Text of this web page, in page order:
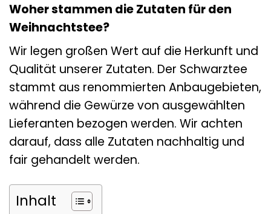
Woher stammen die Zutaten für den
Weihnachtstee?
Wir legen großen Wert auf die Herkunft und
Qualität unserer Zutaten. Der Schwarztee
stammt aus renommierten Anbaugebieten,
während die Gewürze von ausgewählten
Lieferanten bezogen werden. Wir achten
darauf, dass alle Zutaten nachhaltig und
fair gehandelt werden.
Inhalt